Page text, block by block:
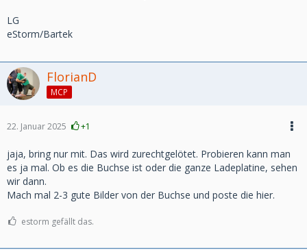
LG
eStorm/Bartek
FlorianD
MCP
22. Januar 2025 +1
jaja, bring nur mit. Das wird zurechtgelötet. Probieren kann man
es ja mal. Ob es die Buchse ist oder die ganze Ladeplatine, sehen
wir dann.
Mach mal 2-3 gute Bilder von der Buchse und poste die hier.
estorm gefällt das.